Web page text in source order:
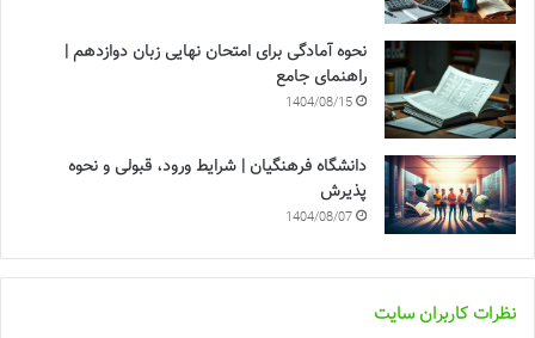
نحوه آمادگی برای امتحان نهایی زبان دوازدهم |
راهنمای جامع
1404/08/15
دانشگاه فرهنگیان | شرایط ورود، قبولی و نحوه
پذیرش
1404/08/07
نظرات کاربران سایت